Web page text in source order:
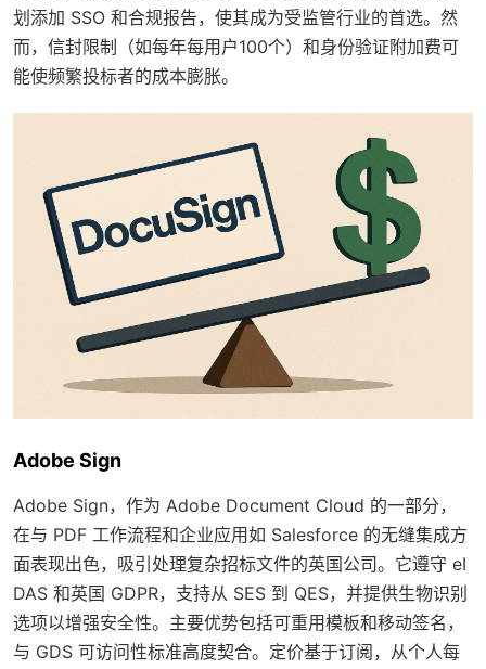
划添加 SSO 和合规报告，使其成为受监管行业的首选。然
而，信封限制（如每年每用户100个）和身份验证附加费可
能使频繁投标者的成本膨胀。
Adobe Sign
Adobe Sign，作为 Adobe Document Cloud 的一部分，
在与 PDF 工作流程和企业应用如 Salesforce 的无缝集成方
面表现出色，吸引处理复杂招标文件的英国公司。它遵守 eI
DAS 和英国 GDPR，支持从 SES 到 QES，并提供生物识别
选项以增强安全性。主要优势包括可重用模板和移动签名，
与 GDS 可访问性标准高度契合。定价基于订阅，从个人每